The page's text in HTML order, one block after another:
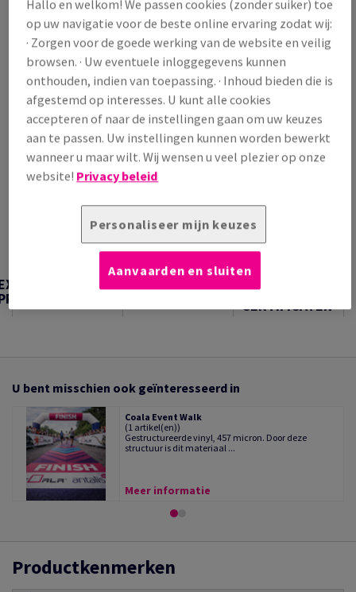
(86,4 kg )
OP VOORRAAD
Verpakkingsaantallen
Pak
− +
Artikel snijden
TECHNISCHE
INFORMATIE &
CERTIFICATEN
U bent misschien ook geïnteresseerd in
Coala Event Walk
(1 artikel(en))
Gestructureerde vinyl, 457 micron. Door deze
structuur is dit materiaal ...
Meer informatie
Productkenmerken
Hallo en welkom! We passen cookies (zonder suiker) toe
op uw navigatie voor de beste online ervaring zodat wij:
· Zorgen voor de goede werking van de website en veilig
browsen. · Uw eventuele inloggegevens kunnen
onthouden, indien van toepassing. · Inhoud bieden die is
afgestemd op interesses. U kunt alle cookies
accepteren of naar de instellingen gaan om uw keuzes
aan te passen. Uw instellingen kunnen worden bewerkt
wanneer u maar wilt. Wij wensen u veel plezier op onze
website! Privacy beleid
Personaliseer mijn keuzes
Aanvaarden en sluiten